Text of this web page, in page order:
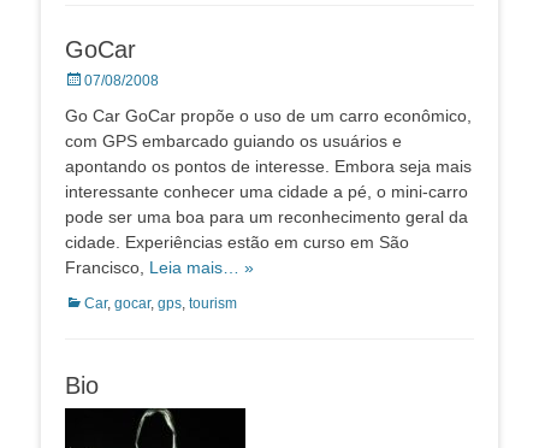
GoCar
Posted
07/08/2008
Go Car GoCar propõe o uso de um carro econômico,
com GPS embarcado guiando os usuários e
apontando os pontos de interesse. Embora seja mais
interessante conhecer uma cidade a pé, o mini-carro
pode ser uma boa para um reconhecimento geral da
cidade. Experiências estão em curso em São
Francisco, Leia mais… »
Categorias:
Car, gocar, gps, tourism
Bio